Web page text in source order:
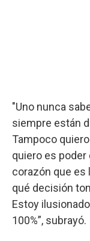
"Uno nunca
siempre están
Tampoco
quiero es poder
corazón que es
qué decisión
Estoy
100%”, subrayó.